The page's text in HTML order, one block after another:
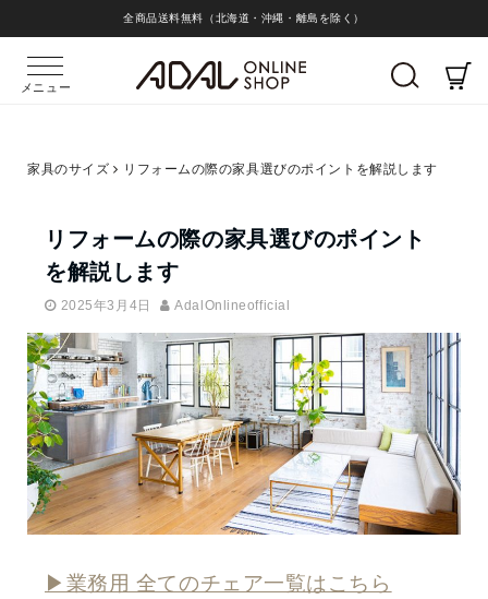
全商品送料無料（北海道・沖縄・離島を除く）
メニュー
家具のサイズ リフォームの際の家具選びのポイントを解説します
リフォームの際の家具選びのポイント
を解説します
2025年3月4日 AdalOnlineofficial
▶業務用 全てのチェア一覧はこちら